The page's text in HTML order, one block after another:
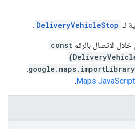
لـ DeliveryVehicleStop
.
الاتصال بالرقم const
.
.